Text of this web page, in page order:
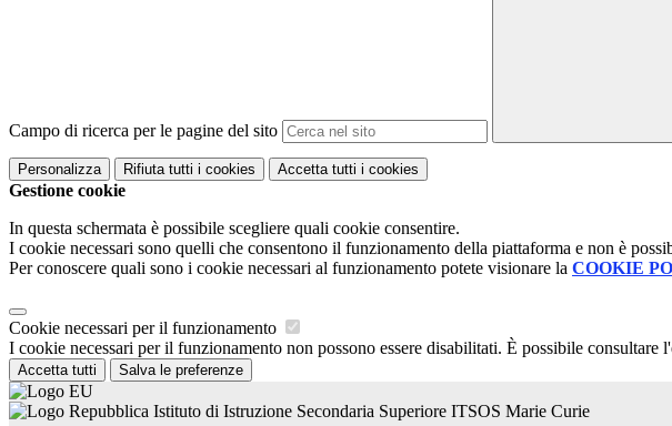
Campo di ricerca per le pagine del sito
Personalizza Rifiuta tutti i cookies Accetta tutti i cookies
Gestione cookie
In questa schermata è possibile scegliere quali cookie consentire.
I cookie necessari sono quelli che consentono il funzionamento della piattaforma e non è
Per conoscere quali sono i cookie necessari al funzionamento potete visionare la COOKIE
Cookie necessari per il funzionamento
I cookie necessari per il funzionamento non possono essere disabilitati. È possibile consultare
Accetta tutti Salva le preferenze
Istituto di Istruzione Secondaria Superiore ITSOS Marie Curie